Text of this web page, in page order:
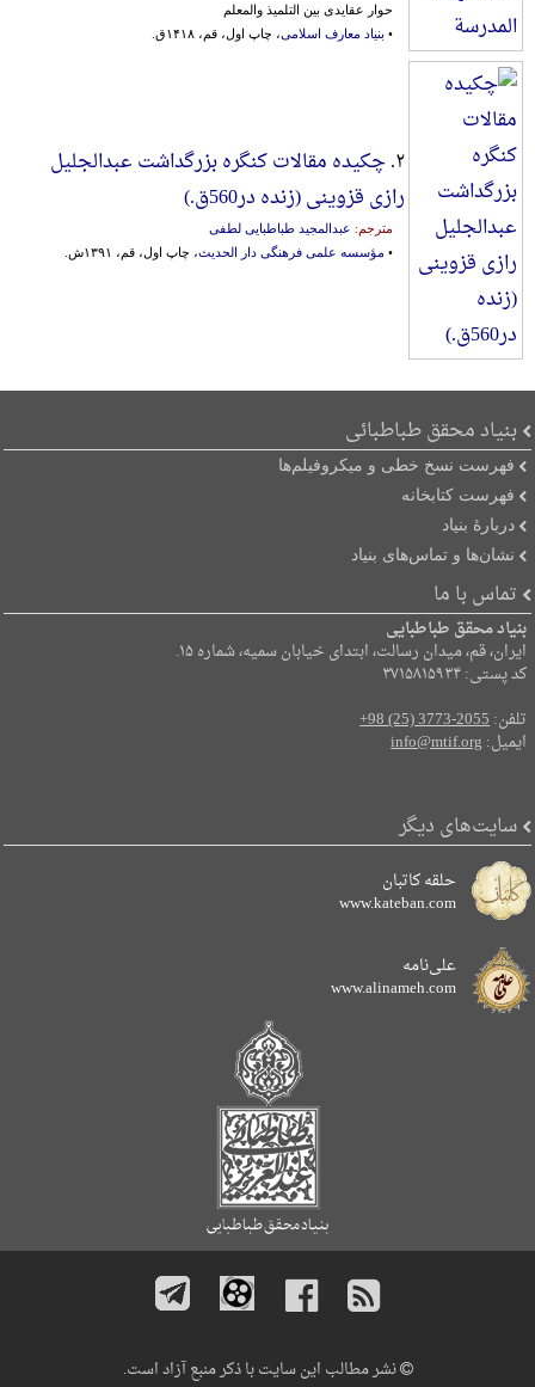
حوار عقایدی بین التلمیذ والمعلم
• بنیاد معارف اسلامی، چاپ اول، قم، ۱۴۱۸ق.
۲. چکیده مقالات کنگره بزرگداشت عبدالجلیل
رازی قزوینی (زنده در560ق.)
مترجم: عبدالمجید طباطبایی لطفی
• مؤسسه علمی فرهنگی دار الحدیث، چاپ اول، قم، ۱۳۹۱ش.
بنیاد محقق طباطبائی
فهرست نسخ خطی و میکروفیلم‌ها
فهرست کتابخانه
دربارۀ بنیاد
نشان‌ها و تماس‌های بنیاد
تماس با ما
بنیاد محقق طباطبایی
ایران، قم، میدان رسالت، ابتدای خیابان سمیه، شماره ۱۵.
کد پستی: ۳۷۱۵۸۱۵۹۳۴
تلفن:+98 (25) 3773-2055
ایمیل:info@mtif.org
سایت‌های دیگر
حلقه کاتبان
www.kateban.com
علی‌نامه
www.alinameh.com
نشر مطالب این سایت با ذکر منبع آزاد است.